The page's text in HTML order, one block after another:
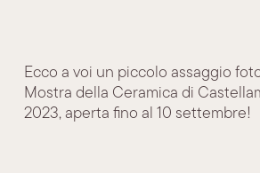
Ecco a voi un piccolo assaggio
Mostra della Ceramica di
2023, aperta fino al 10 settembre!